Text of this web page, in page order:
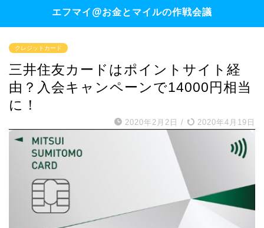
エフマイ@お金とマイルの作戦会議
クレジットカード
三井住友カードはポイントサイト経
由？入会キャンペーンで14000円相当
に！
2020年2月2日 / 2020年4月19日